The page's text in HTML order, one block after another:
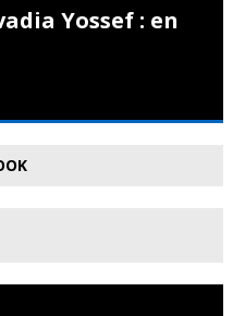
Yossef : en